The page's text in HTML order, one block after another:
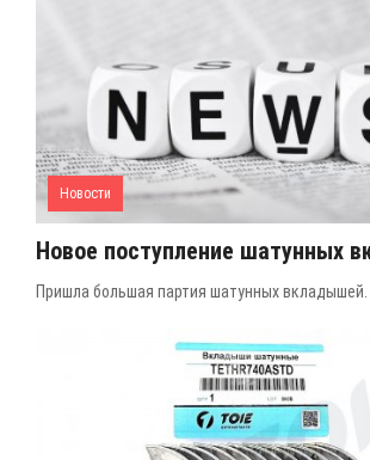
Новости
Новое поступление шатунных
Пришла большая партия шатунных вкладышей.